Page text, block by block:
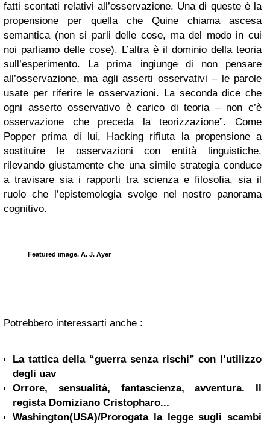
fatti scontati relativi all’osservazione. Una di queste è la
propensione per quella che Quine chiama ascesa
semantica (non si parli delle cose, ma del modo in cui
noi parliamo delle cose). L’altra è il dominio della teoria
sull’esperimento. La prima ingiunge di non pensare
all’osservazione, ma agli asserti osservativi – le parole
usate per riferire le osservazioni. La seconda dice che
ogni asserto osservativo è carico di teoria – non c’è
osservazione che preceda la teorizzazione”. Come
Popper prima di lui, Hacking rifiuta la propensione a
sostituire le osservazioni con entità linguistiche,
rilevando giustamente che una simile strategia conduce
a travisare sia i rapporti tra scienza e filosofia, sia il
ruolo che l’epistemologia svolge nel nostro panorama
cognitivo.
Featured image, A. J. Ayer
Potrebbero interessarti anche :
La tattica della “guerra senza rischi” con l’utilizzo
degli uav
Orrore, sensualità, fantascienza, avventura. Il
regista Domiziano Cristopharo...
Washington(USA)/Prorogata la legge sugli scambi